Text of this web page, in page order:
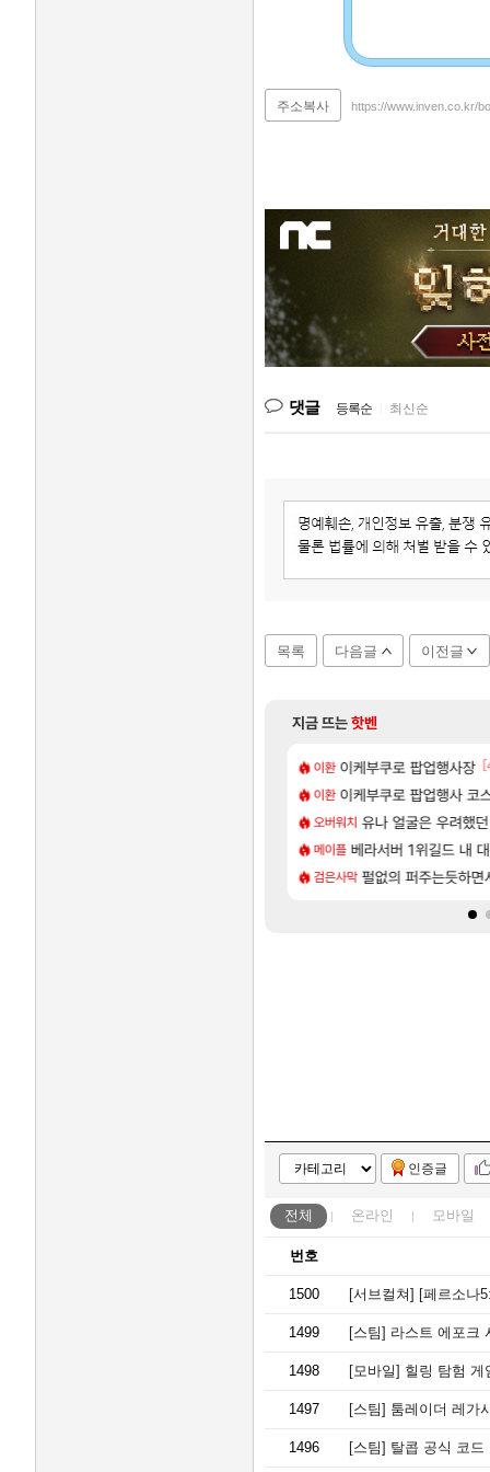
주소복사 https://www.inven.co.kr/
댓글 등록순 최신순
목록 다음글 이전글
지금 뜨는핫벤
이환 이케부쿠로 팝업행사장
이환 이케부쿠로 팝업행사 코
오버워치 유나 얼굴은 우려했
메이플 베라서버 1위길드 내 대
검은사막 펄없의 퍼주는듯하
차벤 아반테 2.0 자연흡기? [1]
비스트 모든 요리/작물 책 획득 위
섭컬겜 무한대 아난타 유출과
PV 라스트 에포크 시즌5 - 서
해외겜 ‘GTA 6’ 예판 흥행…테
인증글
전체 온라인 모바일
번호
1500 [서브컬쳐] [페르소나
1499 [스팀] 라스트 에포크
1498 [모바일] 힐링 탐험 게
1497 [스팀] 툼레이더 레가
1496 [스팀] 탈콥 공식 코드